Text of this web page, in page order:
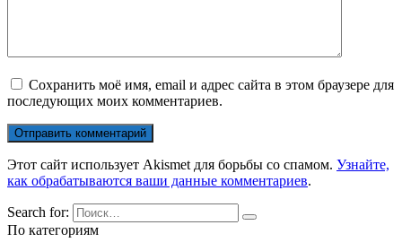
Сохранить моё имя, email и адрес сайта в этом браузере для
последующих моих комментариев.
Этот сайт использует Akismet для борьбы со спамом. Узнайте,
как обрабатываются ваши данные комментариев.
Search for:
По категориям